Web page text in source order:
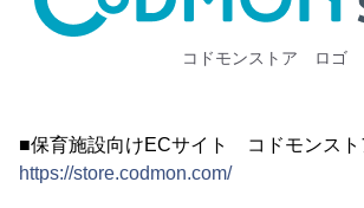
コドモンストア ロゴ
■保育施設向けECサイト コドモンスト
https://store.codmon.com/